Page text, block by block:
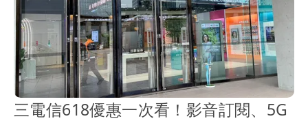
三電信618優惠一次看！影音訂閱、5G